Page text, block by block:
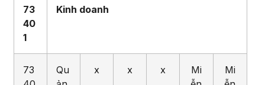
73
40
1
Kinh doanh
73
Qu
x x x
Mi
Mi